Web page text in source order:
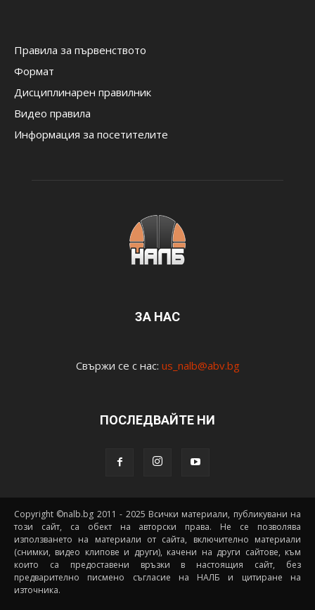
Правила за първенството
Формат
Дисциплинарен правилник
Видео правила
Информация за посетителите
ЗА НАС
Свържи се с нас: us_nalb@abv.bg
ПОСЛЕДВАЙТЕ НИ
Copyright ©nalb.bg 2011 - 2025 Всички материали, публикувани на
този сайт, са обект на авторски права. Не се позволява
използването на материали от сайта, включително материали
(снимки, видео клипове и други), качени на други сайтове, към
които са предоставени връзки в настоящия сайт, без
предварително писмено съгласие на НАЛБ и цитиране на
източника.